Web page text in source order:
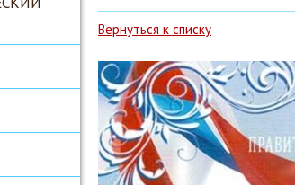
Вернуться к списку